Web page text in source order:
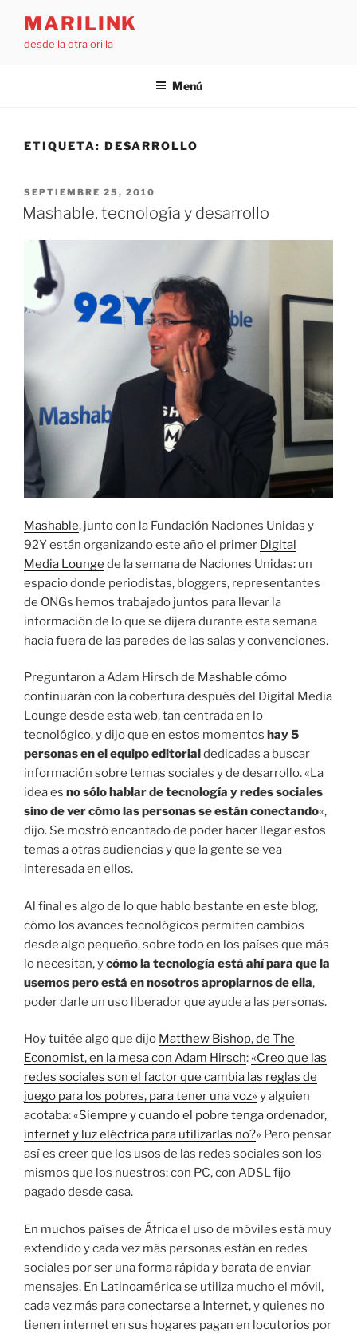
contenido
MARILINK
desde la otra orilla
Menú
ETIQUETA: DESARROLLO
PUBLICADO
EL
SEPTIEMBRE 25, 2010
Mashable, tecnología y desarrollo
Mashable, junto con la Fundación Naciones Unidas y
92Y están organizando este año el primer Digital
Media Lounge de la semana de Naciones Unidas: un
espacio donde periodistas, bloggers, representantes
de ONGs hemos trabajado juntos para llevar la
información de lo que se dijera durante esta semana
hacia fuera de las paredes de las salas y convenciones.
Preguntaron a Adam Hirsch de Mashable cómo
continuarán con la cobertura después del Digital Media
Lounge desde esta web, tan centrada en lo
tecnológico, y dijo que en estos momentos hay 5
personas en el equipo editorialdedicadas a buscar
información sobre temas sociales y de desarrollo. «La
idea es no sólo hablar de tecnología y redes sociales
sino de ver cómo las personas se están conectando«,
dijo. Se mostró encantado de poder hacer llegar estos
temas a otras audiencias y que la gente se vea
interesada en ellos.
Al final es algo de lo que hablo bastante en este blog,
cómo los avances tecnológicos permiten cambios
desde algo pequeño, sobre todo en los países que más
lo necesitan, ycómo la tecnología está ahí para que la
usemos pero está en nosotros apropiarnos de ella,
poder darle un uso liberador que ayude a las personas.
Hoy tuitée algo que dijo Matthew Bishop, de The
Economist, en la mesa con Adam Hirsch:«Creo que las
redes sociales son el factor que cambia las reglas de
juego para los pobres, para tener una voz» y alguien
acotaba: «Siempre y cuando el pobre tenga ordenador,
internet y luz eléctrica para utilizarlas no?» Pero pensar
así es creer que los usos de las redes sociales son los
mismos que los nuestros: con PC, con ADSL fijo
pagado desde casa.
En muchos países de África el uso de móviles está muy
extendido y cada vez más personas están en redes
sociales por ser una forma rápida y barata de enviar
mensajes. En Latinoamérica se utiliza mucho el móvil,
cada vez más para conectarse a Internet, y quienes no
tienen internet en sus hogares pagan en locutorios por